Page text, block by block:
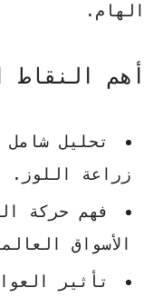
الهام.
أهم النقاط
تحليل شامل
زراعة اللوز.
فهم حركة
الأسواق
تأثير